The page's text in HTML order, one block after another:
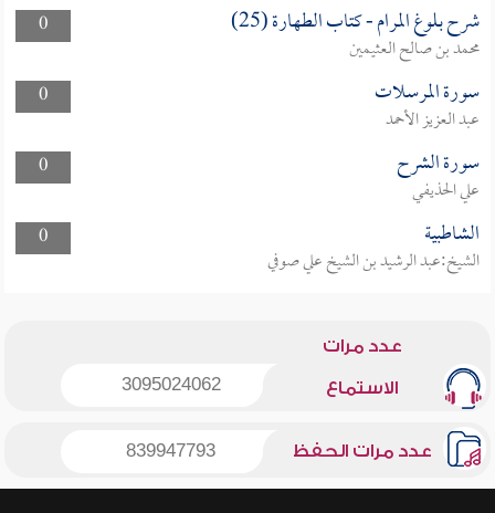
0
شرح بلوغ المرام - كتاب الطهارة (25)
محمد بن صالح العثيمين
0
سورة المرسلات
عبد العزيز الأحمد
0
سورة الشرح
علي الحذيفي
0
الشاطبية
الشيخ:عبد الرشيد بن الشيخ علي صوفي
عدد مرات
الاستماع 3095024062
عدد مرات الحفظ 839947793